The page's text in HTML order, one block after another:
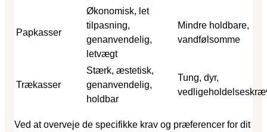
Papkasser
Økonomisk, let
tilpasning,
genanvendelig,
letvægt
Mindre holdbare,
vandfølsomme
Trækasser
Stærk, æstetisk,
genanvendelig,
holdbar
Tung, dyr,
Ved at overveje de specifikke krav og præferencer for dit